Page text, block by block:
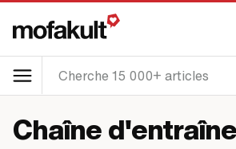
Chaîne